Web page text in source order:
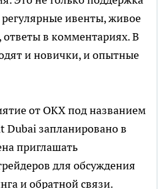
ивенты, живое
ответы в комментариях. В
и новички, и опытные
от OKX под названием
Dubai запланировано в
приглашать
для обсуждения
и обратной связи.